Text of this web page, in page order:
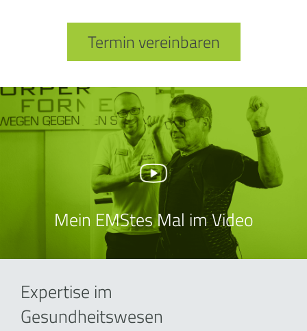
Termin vereinbaren
Mein EMStes Mal im Video
Expertise im
Gesundheitswesen